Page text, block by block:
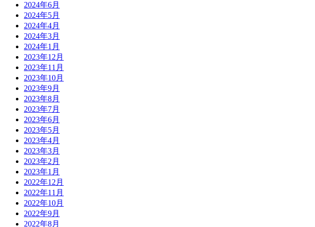
2024年6月
2024年5月
2024年4月
2024年3月
2024年1月
2023年12月
2023年11月
2023年10月
2023年9月
2023年8月
2023年7月
2023年6月
2023年5月
2023年4月
2023年3月
2023年2月
2023年1月
2022年12月
2022年11月
2022年10月
2022年9月
2022年8月